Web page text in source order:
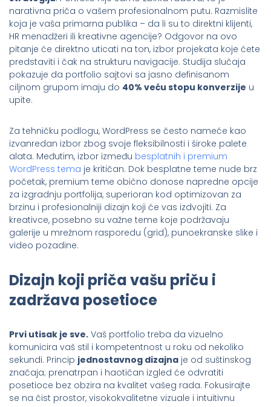
narativna priča o vašem profesionalnom putu. Razmislite
koja je vaša primarna publika – da li su to direktni klijenti,
HR menadžeri ili kreativne agencije? Odgovor na ovo
pitanje će direktno uticati na ton, izbor projekata koje ćete
predstaviti i čak na strukturu navigacije. Studija slučaja
pokazuje da portfolio sajtovi sa jasno definisanom
ciljnom grupom imaju do 40% veću stopu konverzije u
upite.
Za tehničku podlogu, WordPress se često nameće kao
izvanredan izbor zbog svoje fleksibilnosti i široke palete
alata. Međutim, izbor između besplatnih i premium
WordPress tema je kritičan. Dok besplatne teme nude brz
početak, premium teme obično donose napredne opcije
za izgradnju portfolija, superioran kod optimizovan za
brzinu i profesionalniji dizajn koji će vas izdvojiti. Za
kreativce, posebno su važne teme koje podržavaju
galerije u mrežnom rasporedu (grid), punoekranske slike i
video pozadine.
Dizajn koji priča vašu priču i
zadržava posetioce
Prvi utisak je sve. Vaš portfolio treba da vizuelno
komunicira vaš stil i kompetentnost u roku od nekoliko
sekundi. Princip jednostavnog dizajna je od suštinskog
značaja; prenatrpan i haotičan izgled će odvratiti
posetioce bez obzira na kvalitet vašeg rada. Fokusirajte
se na čist prostor, visokokvalitetne vizuale i intuitivnu